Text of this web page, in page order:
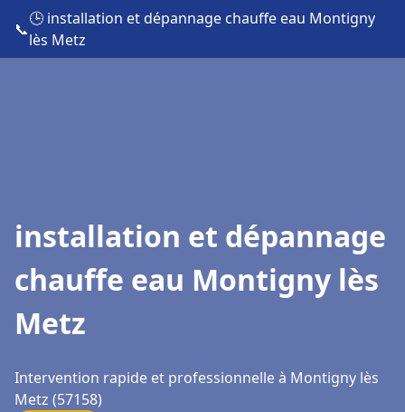
📞
🕒 installation et dépannage chauffe eau Montigny
lès Metz
installation et dépannage
chauffe eau Montigny lès
Metz
Intervention rapide et professionnelle à Montigny lès
Metz (57158)